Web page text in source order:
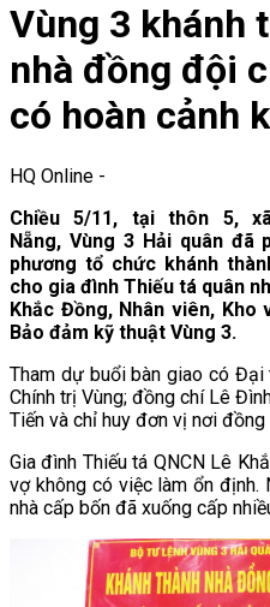
Vùng 3 khánh
nhà đồng đội
có hoàn cảnh
HQ Online -
Chiều 5/11, tại thôn 5,
Nẵng, Vùng 3 Hải quân đã
phương tổ chức khánh
cho gia đình Thiếu tá quân
Khắc Đồng, Nhân viên,
Bảo đảm kỹ thuật Vùng 3.
Tham dự buổi bàn giao có Đại
Chính trị Vùng; đồng chí Lê
Tiến và chỉ huy đơn vị nơi
Gia đình Thiếu tá QNCN Lê
vợ không có việc làm ổn định.
nhà cấp bốn đã xuống cấp